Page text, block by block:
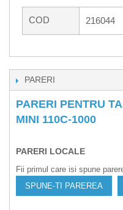
COD 216044
PARERI
PARERI PENTRU
MINI 110C-1000
PARERI LOCALE
Fii primul care isi spune
SPUNE-TI PAREREA